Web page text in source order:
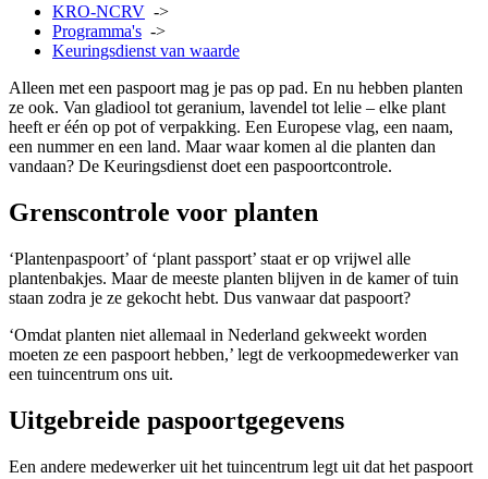
KRO-NCRV ->
Programma's ->
Keuringsdienst van waarde
Alleen met een paspoort mag je pas op pad. En nu hebben planten
ze ook. Van gladiool tot geranium, lavendel tot lelie – elke plant
heeft er één op pot of verpakking. Een Europese vlag, een naam,
een nummer en een land. Maar waar komen al die planten dan
vandaan? De Keuringsdienst doet een paspoortcontrole.
Grenscontrole voor planten
‘Plantenpaspoort’ of ‘plant passport’ staat er op vrijwel alle
plantenbakjes. Maar de meeste planten blijven in de kamer of tuin
staan zodra je ze gekocht hebt. Dus vanwaar dat paspoort?
‘Omdat planten niet allemaal in Nederland gekweekt worden
moeten ze een paspoort hebben,’ legt de verkoopmedewerker van
een tuincentrum ons uit.
Uitgebreide paspoortgegevens
Een andere medewerker uit het tuincentrum legt uit dat het paspoort